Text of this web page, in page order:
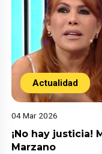
Actualidad
04 Mar 2026
¡No hay justicia!
Marzano